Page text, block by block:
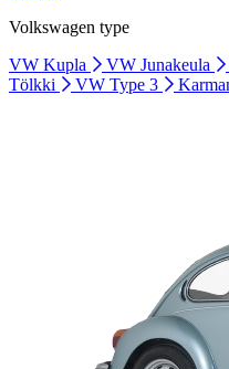
Volkswagen type
VW Kupla
VW Junakeula
Tölkki
VW Type 3